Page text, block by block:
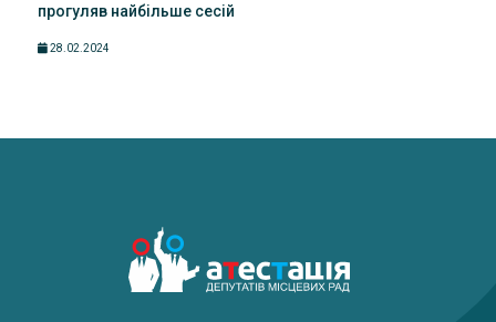
прогуляв найбільше сесій
28.02.2024